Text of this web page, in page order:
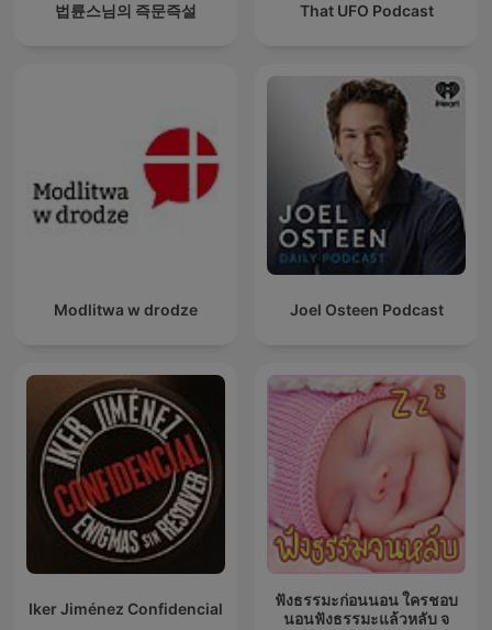
법륜스님의 즉문즉설 That UFO Podcast
Modlitwa w drodze Joel Osteen Podcast
Iker Jiménez Confidencial
ฟังธรรมะก่อนนอน ใครชอบ
นอนฟังธรรมะแล้วหลับ จ